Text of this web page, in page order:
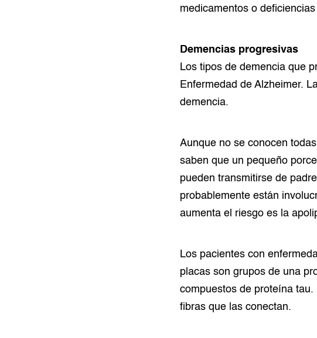
medicamentos o
Demencias progresivas
Los tipos de demencia que
Enfermedad de Alzheimer.
demencia.
Aunque no se conocen
saben que un pequeño
pueden transmitirse de
probablemente están
aumenta el riesgo es la
Los pacientes con
placas son grupos de una
compuestos de proteína
fibras que las conectan.